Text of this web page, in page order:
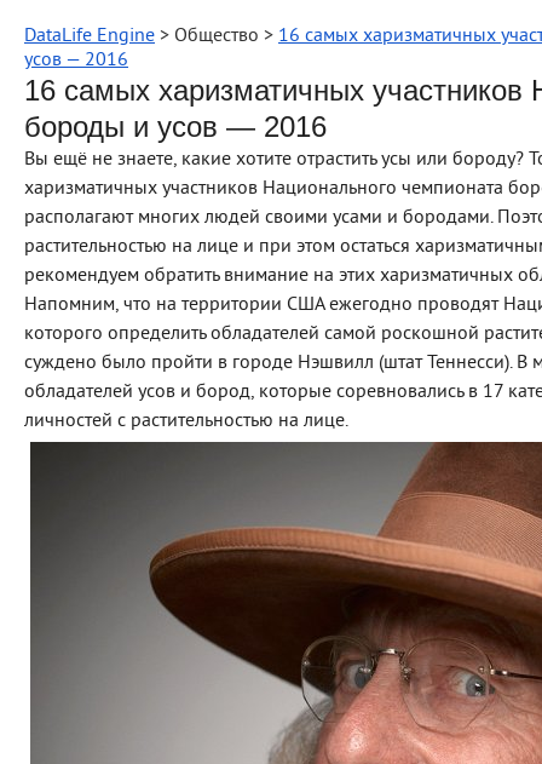
DataLife Engine > Общество > 16 самых харизматичных
усов — 2016
16 самых харизматичных участников
бороды и усов — 2016
Вы ещё не знаете, какие хотите отрастить усы или
харизматичных участников Национального чемпионата
располагают многих людей своими усами и бородами.
растительностью на лице и при этом остаться
рекомендуем обратить внимание на этих харизматичных
Напомним, что на территории США ежегодно проводят
которого определить обладателей самой роскошной
суждено было пройти в городе Нэшвилл (штат Теннесси). В
обладателей усов и бород, которые соревновались в 17
личностей с растительностью на лице.